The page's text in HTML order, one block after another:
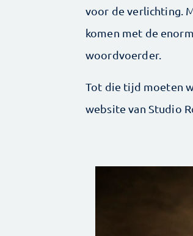
voor de verlichting.
komen met de
woordvoerder.
Tot die tijd moeten
website van Studio